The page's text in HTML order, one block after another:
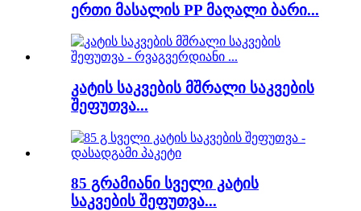
ერთი მასალის PP მაღალი ბარი...
კატის საკვების მშრალი საკვების
შეფუთვა...
85 გრამიანი სველი კატის
საკვების შეფუთვა...